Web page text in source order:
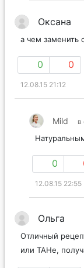
Оксана
а чем заменить
0 0
12.08.15 21:12
Mild в
0
12.08.15 22:55
Ольга
Отличный
или ТАНе,